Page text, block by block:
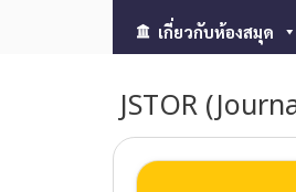
เกี่ยวกับห้องสมุด
JSTOR